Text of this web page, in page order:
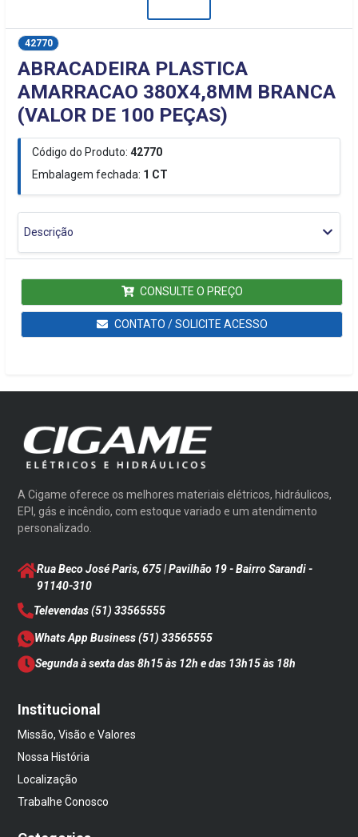
42770
ABRACADEIRA PLASTICA
AMARRACAO 380X4,8MM BRANCA
(VALOR DE 100 PEÇAS)
Código do Produto: 42770
Embalagem fechada: 1 CT
Descrição
CONSULTE O PREÇO
CONTATO / SOLICITE ACESSO
A Cigame oferece os melhores materiais elétricos, hidráulicos,
EPI, gás e incêndio, com estoque variado e um atendimento
personalizado.
Rua Beco José Paris, 675 | Pavilhão 19 - Bairro Sarandi-
91140-310
Televendas(51) 33565555
Whats App Business(51) 33565555
Segunda à sexta das 8h15 às 12h e das 13h15 às 18h
Institucional
Missão, Visão e Valores
Nossa História
Localização
Trabalhe Conosco